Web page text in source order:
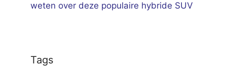
weten over deze populaire hybride SUV
Tags